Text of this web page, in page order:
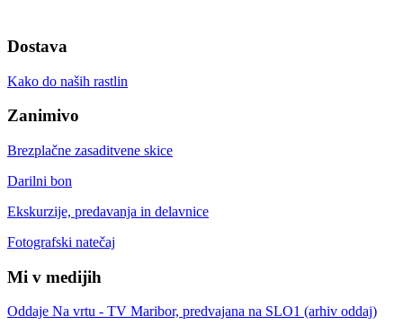
Dostava
Kako do naših rastlin
Zanimivo
Brezplačne zasaditvene skice
Darilni bon
Ekskurzije, predavanja in delavnice
Fotografski natečaj
Mi v medijih
Oddaje Na vrtu - TV Maribor, predvajana na SLO1 (arhiv oddaj)